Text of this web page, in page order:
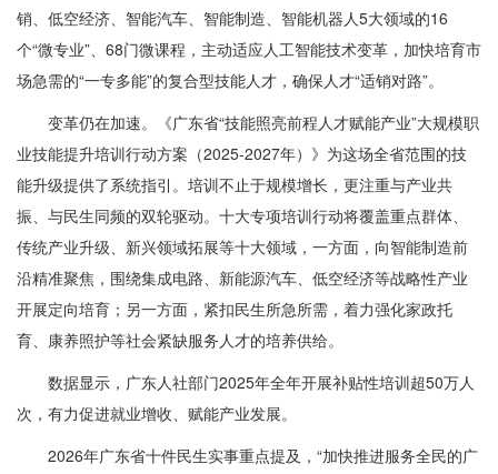
销、低空经济、智能汽车、智能制造、智能机器人5大领域的16
个“微专业”、68门微课程，主动适应人工智能技术变革，加快培育市
场急需的“一专多能”的复合型技能人才，确保人才“适销对路”。
变革仍在加速。《广东省“技能照亮前程人才赋能产业”大规模职
业技能提升培训行动方案（2025-2027年）》为这场全省范围的技
能升级提供了系统指引。培训不止于规模增长，更注重与产业共
振、与民生同频的双轮驱动。十大专项培训行动将覆盖重点群体、
传统产业升级、新兴领域拓展等十大领域，一方面，向智能制造前
沿精准聚焦，围绕集成电路、新能源汽车、低空经济等战略性产业
开展定向培育；另一方面，紧扣民生所急所需，着力强化家政托
育、康养照护等社会紧缺服务人才的培养供给。
数据显示，广东人社部门2025年全年开展补贴性培训超50万人
次，有力促进就业增收、赋能产业发展。
2026年广东省十件民生实事重点提及，“加快推进服务全民的广